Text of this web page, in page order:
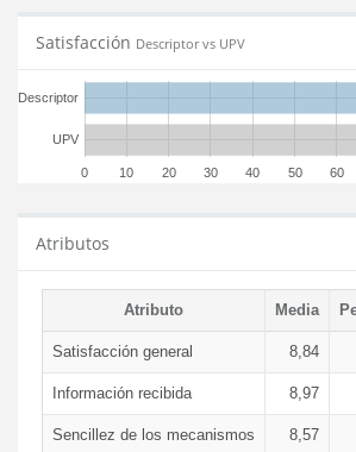
Satisfacción Descriptor vs UPV
0 10 20 30 40 50 60
UPV
Descriptor
Atributos
Atributo Media
Satisfacción general 8,84
Información recibida 8,97
Sencillez de los mecanismos 8,57